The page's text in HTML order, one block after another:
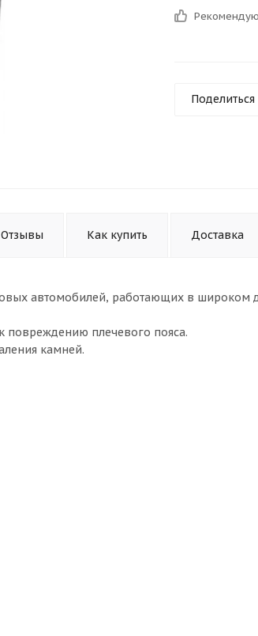
Поделиться
Отзывы Как купить Доставка
автомобилей, работающих в широком
повреждению плечевого пояса.
камней.